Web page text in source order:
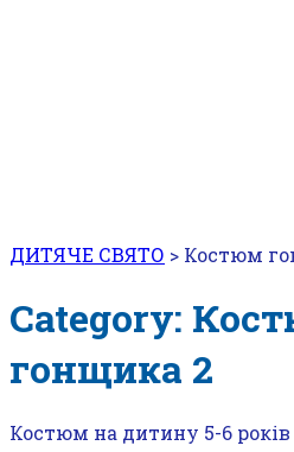
ДИТЯЧЕ СВЯТО > Костюм
Category:
гонщика 2
Костюм на дитину 5-6 років